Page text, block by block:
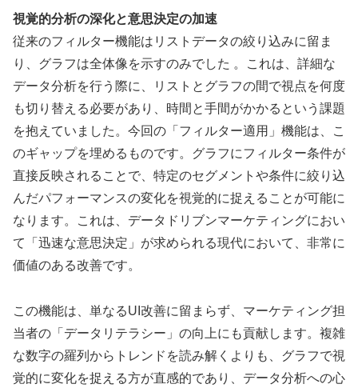
視覚的分析の深化と意思決定の加速
従来のフィルター機能はリストデータの絞り込みに留ま
り、グラフは全体像を示すのみでした 。これは、詳細な
データ分析を行う際に、リストとグラフの間で視点を何度
も切り替える必要があり、時間と手間がかかるという課題
を抱えていました。今回の「フィルター適用」機能は、こ
のギャップを埋めるものです。グラフにフィルター条件が
直接反映されることで、特定のセグメントや条件に絞り込
んだパフォーマンスの変化を視覚的に捉えることが可能に
なります。これは、データドリブンマーケティングにおい
て「迅速な意思決定」が求められる現代において、非常に
価値のある改善です。
この機能は、単なるUI改善に留まらず、マーケティング担
当者の「データリテラシー」の向上にも貢献します。複雑
な数字の羅列からトレンドを読み解くよりも、グラフで視
覚的に変化を捉える方が直感的であり、データ分析への心